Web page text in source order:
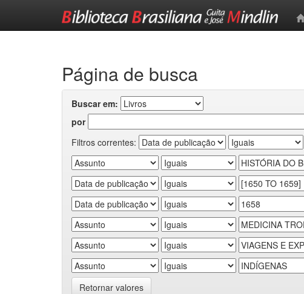
Página de busca
Buscar em:
por
Filtros correntes:
Retornar valores